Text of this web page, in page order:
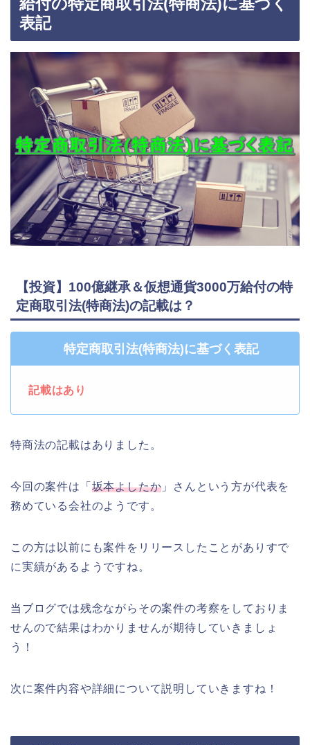
給付の特定商取引法(特商法)に基づく
表記
【投資】100億継承＆仮想通貨3000万給付の特
定商取引法(特商法)の記載は？
特定商取引法(特商法)に基づく表記
記載はあり
特商法の記載はありました。
今回の案件は「 坂本よしたか 」さんという方が代表を
務めている会社のようです。
この方は以前にも案件をリリースしたことがありすで
に実績があるようですね。
当ブログでは残念ながらその案件の考察をしておりま
せんので結果はわかりませんが期待していきましょ
う！
次に案件内容や詳細について説明していきますね！